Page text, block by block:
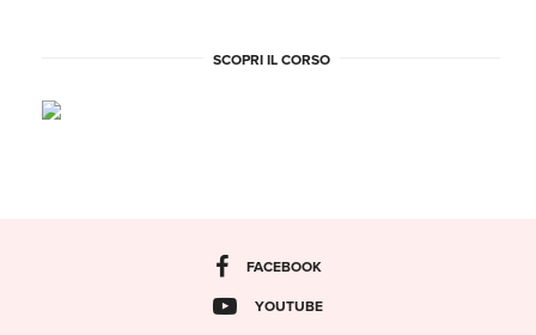
SCOPRI IL CORSO
FACEBOOK
YOUTUBE